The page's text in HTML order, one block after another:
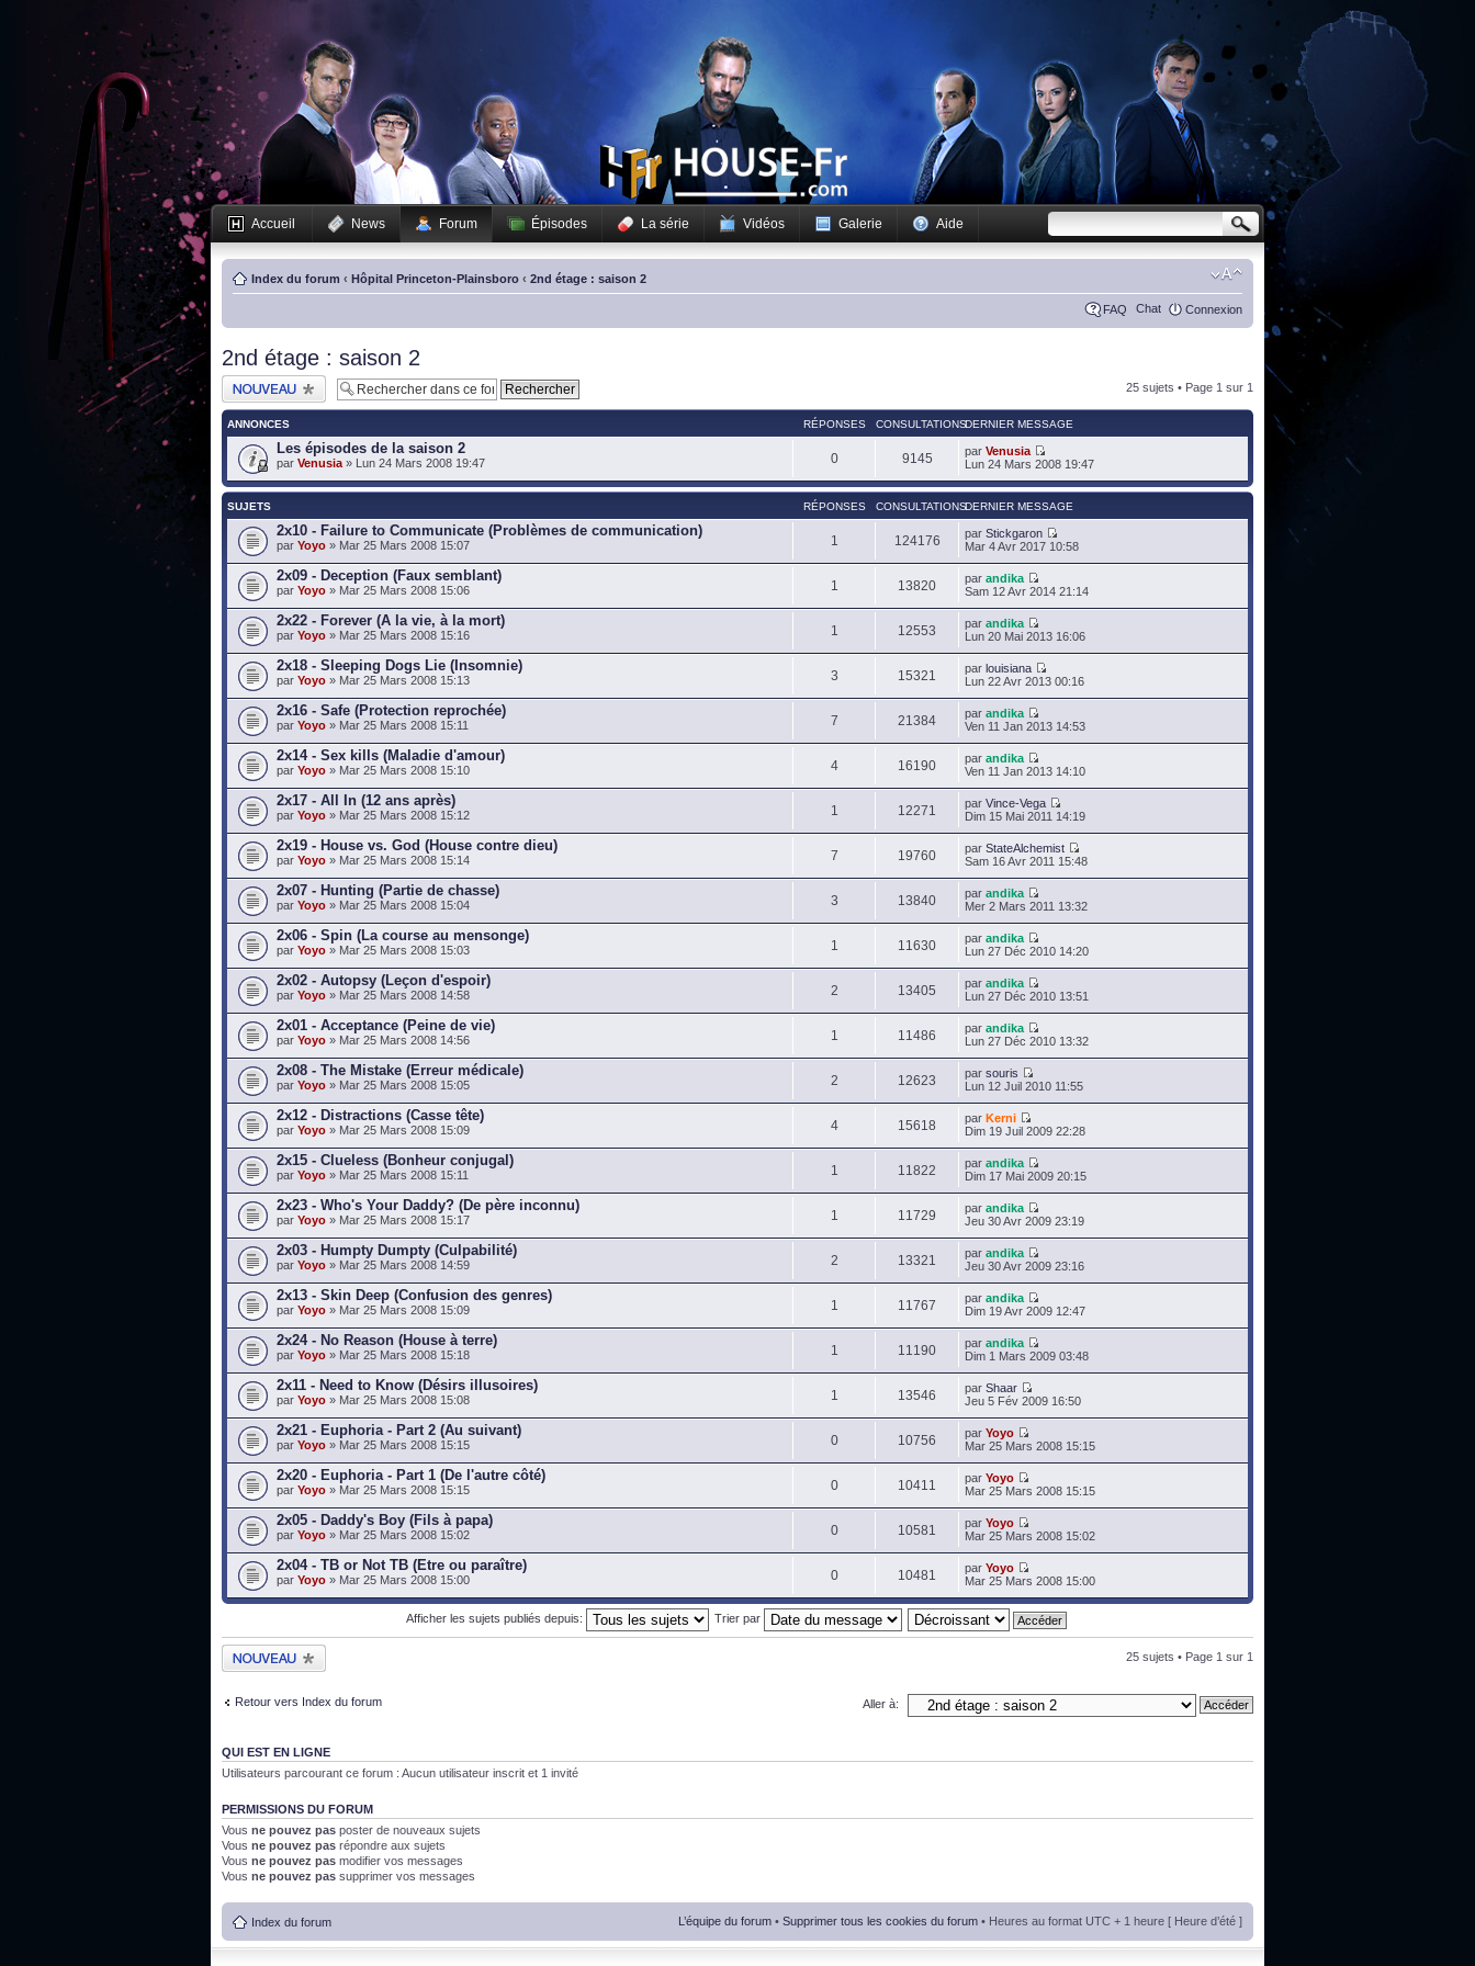
Accueil News Forum Épisodes La série Vidéos Galerie Aide
Index du forum ‹ Hôpital Princeton-Plainsboro ‹ 2nd étage : saison 2
FAQ Chat Connexion
2nd étage : saison 2
Publier un nouveau
sujet
25 sujets • Page 1 sur 1
ANNONCES RÉPONSES CONSULTATIONSDERNIER MESSAGE
Les épisodes de la saison 2
par Venusia » Lun 24 Mars 2008 19:47 0 9145 par Venusia
Lun 24 Mars 2008 19:47
SUJETS RÉPONSES CONSULTATIONSDERNIER MESSAGE
2x10 - Failure to Communicate (Problèmes de communication)
par Yoyo » Mar 25 Mars 2008 15:07 1 124176 par Stickgaron
Mar 4 Avr 2017 10:58
2x09 - Deception (Faux semblant)
par Yoyo » Mar 25 Mars 2008 15:06 1 13820 par andika
Sam 12 Avr 2014 21:14
2x22 - Forever (A la vie, à la mort)
par Yoyo » Mar 25 Mars 2008 15:16 1 12553 par andika
Lun 20 Mai 2013 16:06
2x18 - Sleeping Dogs Lie (Insomnie)
par Yoyo » Mar 25 Mars 2008 15:13 3 15321 par louisiana
Lun 22 Avr 2013 00:16
2x16 - Safe (Protection reprochée)
par Yoyo » Mar 25 Mars 2008 15:11 7 21384 par andika
Ven 11 Jan 2013 14:53
2x14 - Sex kills (Maladie d'amour)
par Yoyo » Mar 25 Mars 2008 15:10 4 16190 par andika
Ven 11 Jan 2013 14:10
2x17 - All In (12 ans après)
par Yoyo » Mar 25 Mars 2008 15:12 1 12271 par Vince-Vega
Dim 15 Mai 2011 14:19
2x19 - House vs. God (House contre dieu)
par Yoyo » Mar 25 Mars 2008 15:14 7 19760 par StateAlchemist
Sam 16 Avr 2011 15:48
2x07 - Hunting (Partie de chasse)
par Yoyo » Mar 25 Mars 2008 15:04 3 13840 par andika
Mer 2 Mars 2011 13:32
2x06 - Spin (La course au mensonge)
par Yoyo » Mar 25 Mars 2008 15:03 1 11630 par andika
Lun 27 Déc 2010 14:20
2x02 - Autopsy (Leçon d'espoir)
par Yoyo » Mar 25 Mars 2008 14:58 2 13405 par andika
Lun 27 Déc 2010 13:51
2x01 - Acceptance (Peine de vie)
par Yoyo » Mar 25 Mars 2008 14:56 1 11486 par andika
Lun 27 Déc 2010 13:32
2x08 - The Mistake (Erreur médicale)
par Yoyo » Mar 25 Mars 2008 15:05 2 12623 par souris
Lun 12 Juil 2010 11:55
2x12 - Distractions (Casse tête)
par Yoyo » Mar 25 Mars 2008 15:09 4 15618 par Kerni
Dim 19 Juil 2009 22:28
2x15 - Clueless (Bonheur conjugal)
par Yoyo » Mar 25 Mars 2008 15:11 1 11822 par andika
Dim 17 Mai 2009 20:15
2x23 - Who's Your Daddy? (De père inconnu)
par Yoyo » Mar 25 Mars 2008 15:17 1 11729 par andika
Jeu 30 Avr 2009 23:19
2x03 - Humpty Dumpty (Culpabilité)
par Yoyo » Mar 25 Mars 2008 14:59 2 13321 par andika
Jeu 30 Avr 2009 23:16
2x13 - Skin Deep (Confusion des genres)
par Yoyo » Mar 25 Mars 2008 15:09 1 11767 par andika
Dim 19 Avr 2009 12:47
2x24 - No Reason (House à terre)
par Yoyo » Mar 25 Mars 2008 15:18 1 11190 par andika
Dim 1 Mars 2009 03:48
2x11 - Need to Know (Désirs illusoires)
par Yoyo » Mar 25 Mars 2008 15:08 1 13546 par Shaar
Jeu 5 Fév 2009 16:50
2x21 - Euphoria - Part 2 (Au suivant)
par Yoyo » Mar 25 Mars 2008 15:15 0 10756 par Yoyo
Mar 25 Mars 2008 15:15
2x20 - Euphoria - Part 1 (De l'autre côté)
par Yoyo » Mar 25 Mars 2008 15:15 0 10411 par Yoyo
Mar 25 Mars 2008 15:15
2x05 - Daddy's Boy (Fils à papa)
par Yoyo » Mar 25 Mars 2008 15:02 0 10581 par Yoyo
Mar 25 Mars 2008 15:02
2x04 - TB or Not TB (Etre ou paraître)
par Yoyo » Mar 25 Mars 2008 15:00 0 10481 par Yoyo
Mar 25 Mars 2008 15:00
Afficher les sujets publiés depuis: Trier par
Publier un nouveau
sujet
25 sujets • Page 1 sur 1
Retour vers Index du forum Aller à:
QUI EST EN LIGNE
Utilisateurs parcourant ce forum : Aucun utilisateur inscrit et 1 invité
PERMISSIONS DU FORUM
Vous ne pouvez pas poster de nouveaux sujets
Vous ne pouvez pas répondre aux sujets
Vous ne pouvez pas modifier vos messages
Vous ne pouvez pas supprimer vos messages
Index du forum L’équipe du forum • Supprimer tous les cookies du forum • Heures au format UTC + 1 heure [ Heure d’été ]